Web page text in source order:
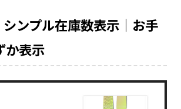
ンプル在庫数表示｜お手
か表示